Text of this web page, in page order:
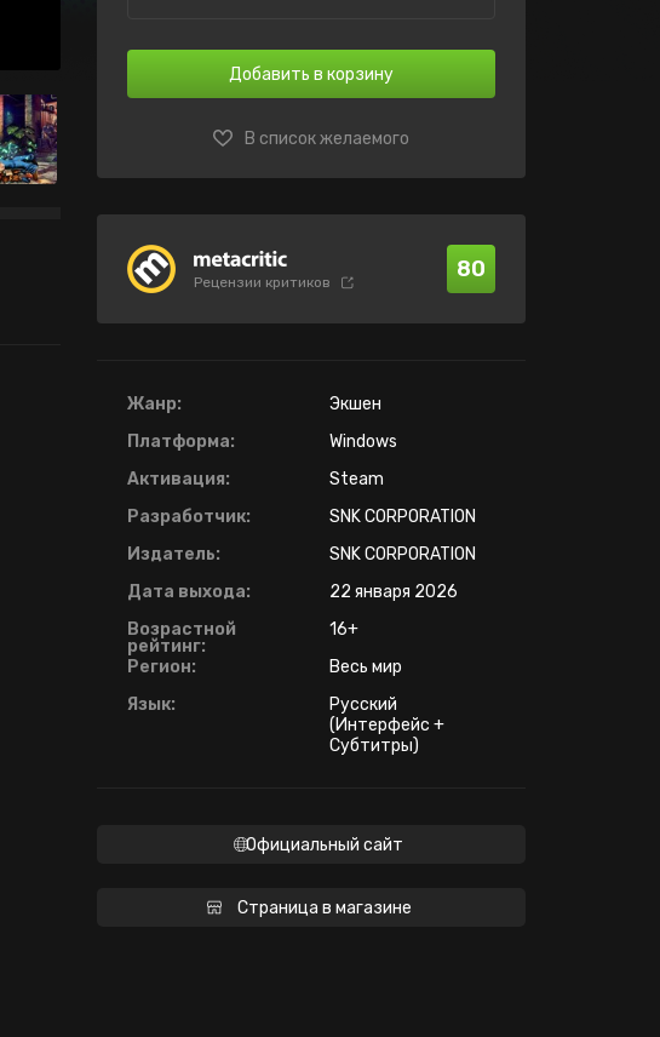
Добавить в корзину
В список желаемого
Рецензии критиков 80
Жанр:
Экшен
Платформа:
Windows
Активация:
Steam
Разработчик:
SNK CORPORATION
Издатель:
SNK CORPORATION
Дата выхода:
22 января 2026
Возрастной
рейтинг:
16+
Регион:
Весь мир
Язык:
Русский
(Интерфейс +
Субтитры)
Официальный сайт
Страница в магазине